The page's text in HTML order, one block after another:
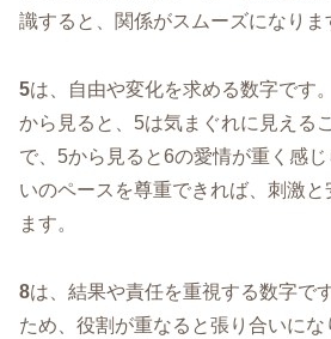
識すると、関係がスムーズになりま
5は、自由や変化を求める数字です
から見ると、5は気まぐれに見える
で、5から見ると6の愛情が重く感
いのペースを尊重できれば、刺激
ます。
8は、結果や責任を重視する数字で
ため、役割が重なると張り合いに